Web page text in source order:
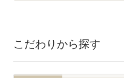
こだわりから探す